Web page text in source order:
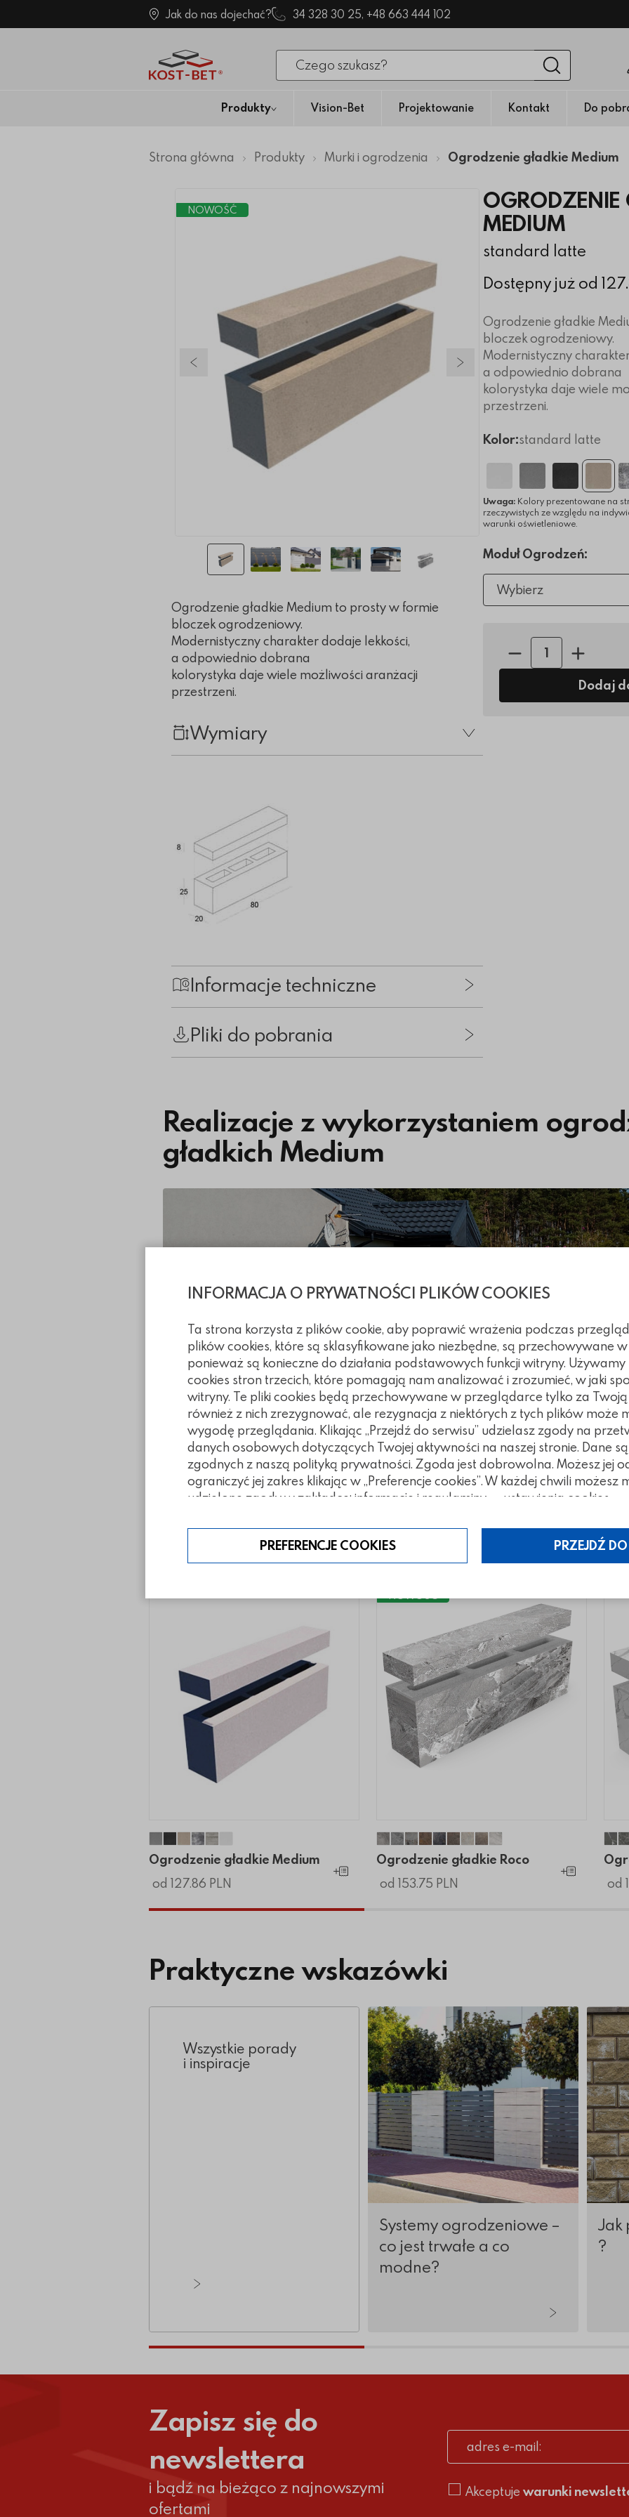
INFORMACJA O PRYWATNOŚCI PLIKÓW COOKIES
Ta strona korzysta z plików cookie, aby poprawić wrażenia podczas
plików cookies, które są sklasyfikowane jako niezbędne, są przechowywane
ponieważ są konieczne do działania podstawowych funkcji witryny.
cookies stron trzecich, które pomagają nam analizować i zrozumieć, w jaki
witryny. Te pliki cookies będą przechowywane w przeglądarce tylko za
również z nich zrezygnować, ale rezygnacja z niektórych z tych plików może
wygodę przeglądania. Klikając „Przejdź do serwisu” udzielasz zgody na
danych osobowych dotyczących Twojej aktywności na naszej stronie. Dane
zgodnych z naszą polityką prywatności. Zgoda jest dobrowolna. Możesz jej
ograniczyć jej zakres klikając w „Preferencje cookies”. W każdej chwili możesz
udzielone zgody w zakładce: informacje i regulaminy — ustawienia cookies.
PREFERENCJE COOKIES PRZEJDŹ
Jak do nas dojechać? 34 328 30 25, +48 663 444 102
Po kliknięciu przycisku fraza zostanie wyszukana
Wyszukaj
Produkty Vision-Bet Projektowanie Kontakt Do
Strona główna Produkty Murki i ogrodzenia Ogrodzenie gładkie Medium
OGRODZENIE
MEDIUM
standard latte
Dostępny już od
Ogrodzenie gładkie
bloczek ogrodzeniowy.
Modernistyczny
a odpowiednio dobrana
kolorystyka daje wiele
przestrzeni.
Kolor:standard latte
Uwaga: Kolory prezentowane na
rzeczywistych ze względu na
warunki oświetleniowe.
Moduł Ogrodzeń:
Wybierz
Ilość sztuk:
Dodaj
NOWOŚĆ
Poprzedni slajd Następny slajd
Ogrodzenie gładkie Medium to prosty w formie
bloczek ogrodzeniowy.
Modernistyczny charakter dodaje lekkości,
a odpowiednio dobrana
kolorystyka daje wiele możliwości aranżacji
przestrzeni.
Wymiary
Informacje techniczne
Pliki do pobrania
Realizacje z wykorzystaniem
gładkich Medium
Inne z tej kategorii
Ogrodzenie gładkie Medium
Ogrodzenie gładkie Medium
Ogrodzenie gładkie Medium
Ogrodzenie gładkie Medium
Ogrodzenie gładkie Medium
Ogrodzenie gładkie Medium
Ogrodzenie gładkie Medium
od 127.86 PLN
Dodaj do koszyka
Ogrodzenie gładkie Roco
Ogrodzenie gładkie Roco
Ogrodzenie gładkie Roco
Ogrodzenie gładkie Roco
Ogrodzenie gładkie Roco
Ogrodzenie gładkie Roco
Ogrodzenie gładkie Roco
Ogrodzenie gładkie Roco
Ogrodzenie gładkie
Ogrodzenie gładkie Roco
od 153.75 PLN
Dodaj do koszyka
od
Praktyczne wskazówki
Wszystkie porady
i inspiracje
Zobacz wszystkie artykuły
Systemy ogrodzeniowe –
co jest trwałe a co
modne?
Więcej o Systemy ogrodzeniowe – co jest
Jak
?
Więcej
Zapisz się do
newslettera
i bądź na bieżąco z najnowszymi
ofertami
adres e-mail
Akceptuje warunki